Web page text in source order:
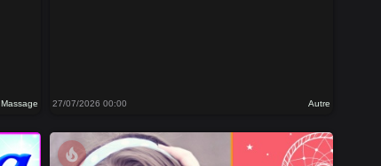
Massage 27/07/2026 00:00 Autre
local_fire_department